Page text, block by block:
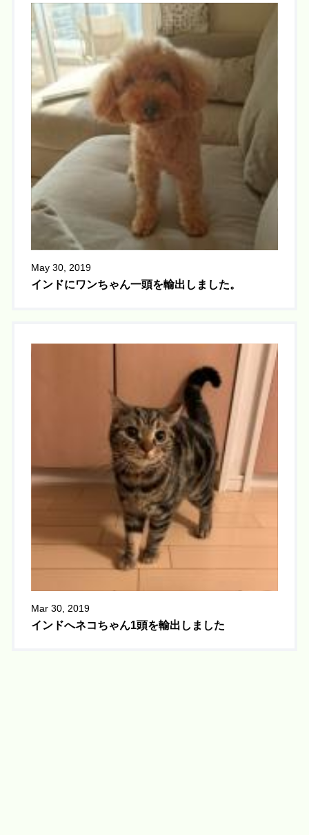
May 30, 2019
インドにワンちゃん一頭を輸出しました。
Mar 30, 2019
インドへネコちゃん1頭を輸出しました